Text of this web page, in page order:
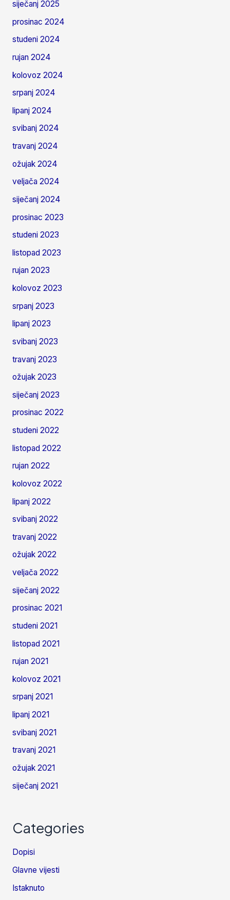
siječanj 2025
prosinac 2024
studeni 2024
rujan 2024
kolovoz 2024
srpanj 2024
lipanj 2024
svibanj 2024
travanj 2024
ožujak 2024
veljača 2024
siječanj 2024
prosinac 2023
studeni 2023
listopad 2023
rujan 2023
kolovoz 2023
srpanj 2023
lipanj 2023
svibanj 2023
travanj 2023
ožujak 2023
siječanj 2023
prosinac 2022
studeni 2022
listopad 2022
rujan 2022
kolovoz 2022
lipanj 2022
svibanj 2022
travanj 2022
ožujak 2022
veljača 2022
siječanj 2022
prosinac 2021
studeni 2021
listopad 2021
rujan 2021
kolovoz 2021
srpanj 2021
lipanj 2021
svibanj 2021
travanj 2021
ožujak 2021
siječanj 2021
Categories
Dopisi
Glavne vijesti
Istaknuto